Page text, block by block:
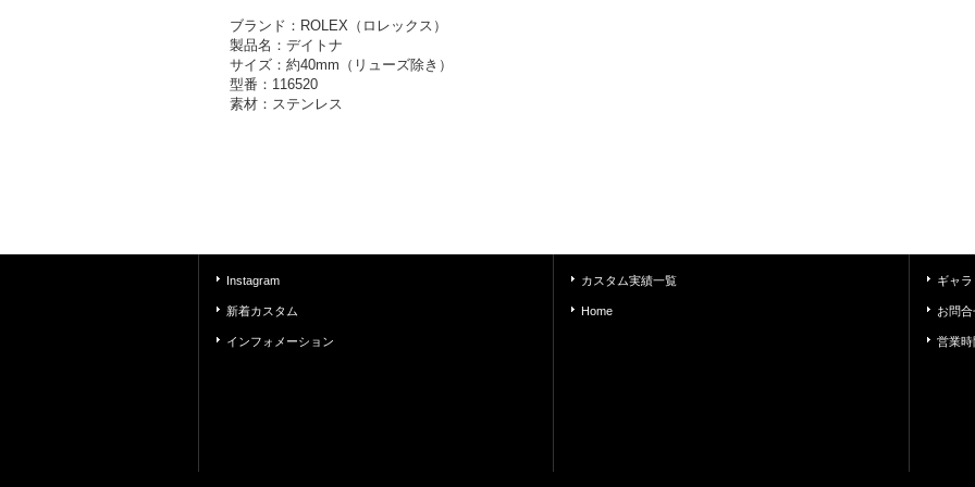
ブランド：ROLEX（ロレックス）
製品名：デイトナ
サイズ：約40mm（リューズ除き）
型番：116520
素材：ステンレス
Instagram
新着カスタム
インフォメーション
カスタム実績一覧
Home
ギャラ
お問合
営業時